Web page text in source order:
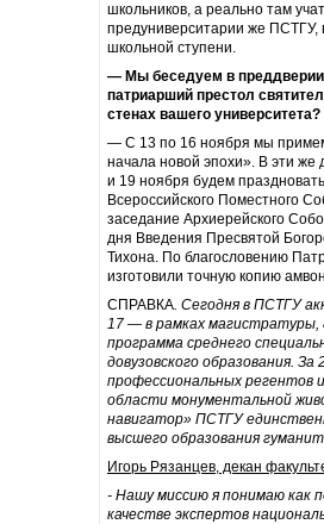
школьников, а реально там
предуниверситарии же ПСТГУ,
школьной ступени.
— Мы беседуем в преддверии
патриарший престол
стенах вашего университета?
— С 13 по 16 ноября мы
начала новой эпохи». В эти же
и 19 ноября будем
Всероссийского Поместного
заседание Архиерейского
дня Введения Пресвятой
Тихона. По благословению
изготовили точную копию
СПРАВКА. Сегодня в ПСТГУ
17 — в рамках
программа среднего
довузовского образования.
профессиональных регентов
области монументальной
навигатор» ПСТГУ
высшего образования
Игорь Рязанцев, декан
- Нашу миссию я понимаю как
качестве экспертов